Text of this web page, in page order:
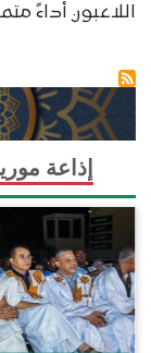
اللاعبون أداءً
إذاعة